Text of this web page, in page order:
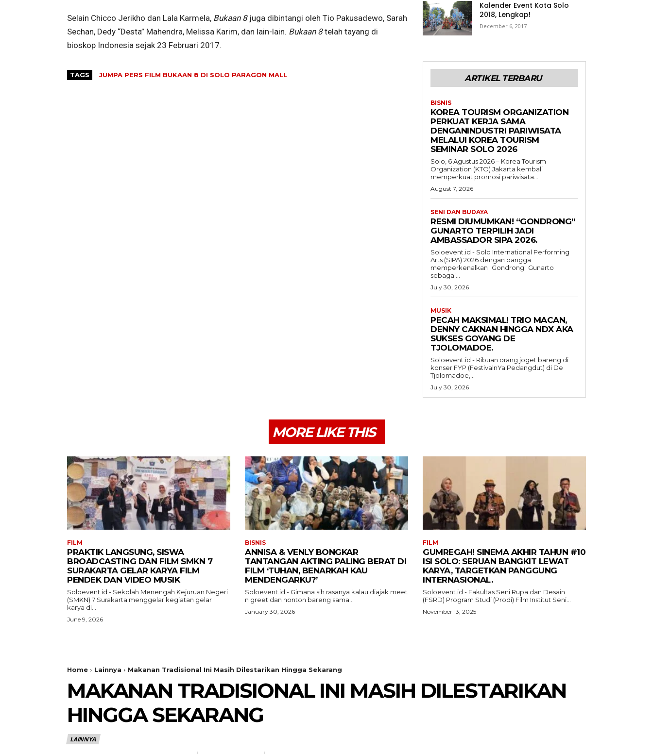
Selain Chicco Jerikho dan Lala Karmela, Bukaan 8 juga dibintangi oleh Tio Pakusadewo, Sarah
Sechan, Dedy “Desta” Mahendra, Melissa Karim, dan lain-lain. Bukaan 8telah tayang di
bioskop Indonesia sejak 23 Februari 2017.
TAGS JUMPA PERS FILM BUKAAN 8 DI SOLO PARAGON MALL
Kalender Event Kota Solo
2018, Lengkap!
December 6, 2017
ARTIKEL TERBARU
BISNIS
KOREA TOURISM ORGANIZATION
PERKUAT KERJA SAMA
DENGANINDUSTRI PARIWISATA
MELALUI KOREA TOURISM
SEMINAR SOLO 2026
Solo, 6 Agustus 2026 – Korea Tourism
Organization (KTO) Jakarta kembali
memperkuat promosi pariwisata...
August 7, 2026
SENI DAN BUDAYA
RESMI DIUMUMKAN! “GONDRONG”
GUNARTO TERPILIH JADI
AMBASSADOR SIPA 2026.
Soloevent.id - Solo International Performing
Arts (SIPA) 2026 dengan bangga
memperkenalkan "Gondrong" Gunarto
sebagai...
July 30, 2026
MUSIK
PECAH MAKSIMAL! TRIO MACAN,
DENNY CAKNAN HINGGA NDX AKA
SUKSES GOYANG DE
TJOLOMADOE.
Soloevent.id - Ribuan orang joget bareng di
konser FYP (FestivalnYa Pedangdut) di De
Tjolomadoe,...
July 30, 2026
MORE LIKE THIS
FILM
PRAKTIK LANGSUNG, SISWA
BROADCASTING DAN FILM SMKN 7
SURAKARTA GELAR KARYA FILM
PENDEK DAN VIDEO MUSIK
Soloevent.id - Sekolah Menengah Kejuruan Negeri
(SMKN) 7 Surakarta menggelar kegiatan gelar
karya di...
June 9, 2026
BISNIS
ANNISA & VENLY BONGKAR
TANTANGAN AKTING PALING BERAT DI
FILM ‘TUHAN, BENARKAH KAU
MENDENGARKU?’
Soloevent.id - Gimana sih rasanya kalau diajak meet
n greet dan nonton bareng sama...
January 30, 2026
FILM
GUMREGAH! SINEMA AKHIR TAHUN #10
ISI SOLO: SERUAN BANGKIT LEWAT
KARYA, TARGETKAN PANGGUNG
INTERNASIONAL.
Soloevent.id - Fakultas Seni Rupa dan Desain
(FSRD) Program Studi (Prodi) Film Institut Seni...
November 13, 2025